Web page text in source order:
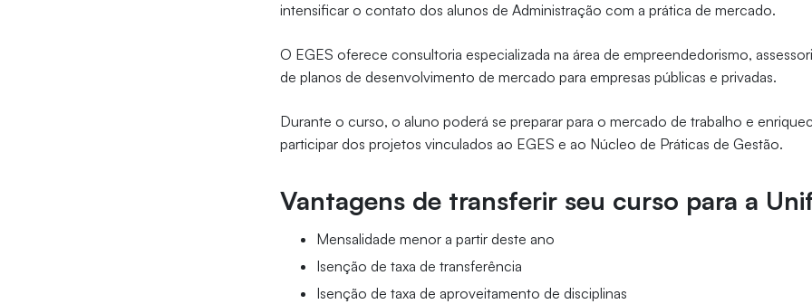
intensificar o contato dos alunos de Administração com a prática de mercado.
O EGES oferece consultoria especializada na área de empreendedorismo,
de planos de desenvolvimento de mercado para empresas públicas e privadas.
Durante o curso, o aluno poderá se preparar para o mercado de trabalho e
participar dos projetos vinculados ao EGES e ao Núcleo de Práticas de Gestão.
Vantagens de transferir seu curso para a
Mensalidade menor a partir deste ano
Isenção de taxa de transferência
Isenção de taxa de aproveitamento de disciplinas